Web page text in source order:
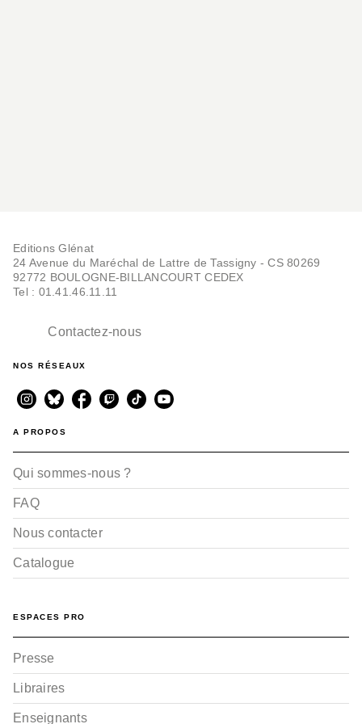
MONTAGNE
Pyrénées Ariégeoises
Vol.2 Ouest
François Laurens
Editions Glénat
24 Avenue du Maréchal de Lattre de Tassigny - CS 80269
92772 BOULOGNE-BILLANCOURT CEDEX
Tel : 01.41.46.11.11
Contactez-nous
NOS RÉSEAUX
A PROPOS
Qui sommes-nous ?
FAQ
Nous contacter
Catalogue
ESPACES PRO
Presse
Libraires
Enseignants